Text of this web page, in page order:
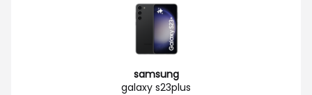
samsung
galaxy s23plus